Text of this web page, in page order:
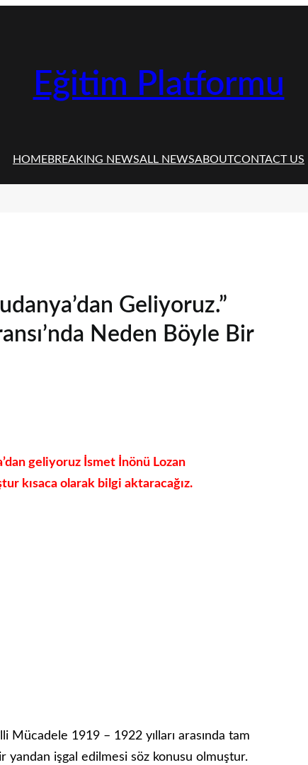
Eğitim Platformu
HOMEBREAKING NEWSALL NEWSABOUTCONTACT US
Geliyoruz.”
Neden Böyle Bir
geliyoruz İsmet İnönü Lozan
kısaca olarak bilgi aktaracağız.
Mücadele 1919 – 1922 yılları arasında tam
yandan işgal edilmesi söz konusu olmuştur.